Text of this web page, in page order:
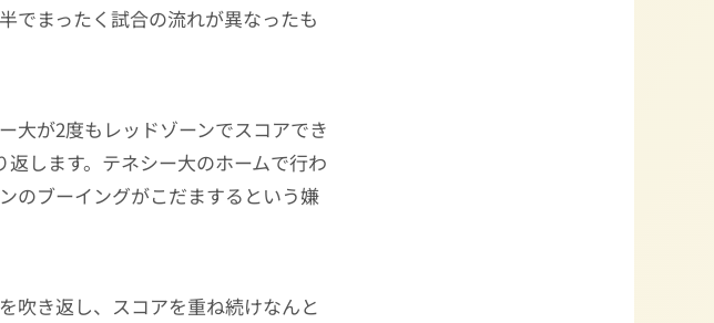
でまったく試合の流れが異なったも
大が2度もレッドゾーンでスコアでき
します。テネシー大のホームで行わ
のブーイングがこだまするという嫌
吹き返し、スコアを重ね続けなんと